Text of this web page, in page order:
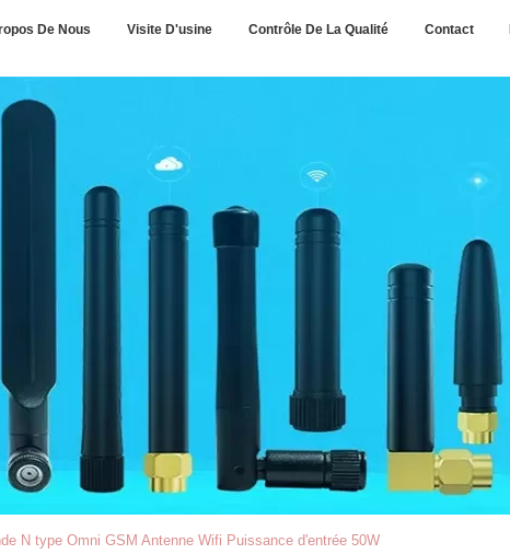
De Nous Visite D'usine Contrôle De La Qualité Contact
N type Omni GSM Antenne Wifi Puissance d'entrée 50W